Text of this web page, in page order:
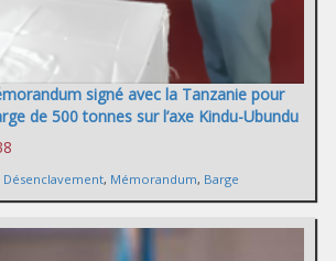
signé avec la Tanzanie pour
de 500 tonnes sur l’axe Kindu-Ubundu
Désenclavement, Mémorandum, Barge